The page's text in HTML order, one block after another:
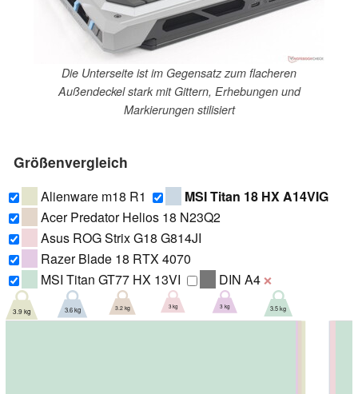
Die Unterseite ist im Gegensatz zum flacheren
Außendeckel stark mit Gittern, Erhebungen und
Markierungen stilisiert
Größenvergleich
Alienware m18 R1
MSI Titan 18 HX A14VIG
Acer Predator Helios 18 N23Q2
Asus ROG Strix G18 G814JI
Razer Blade 18 RTX 4070
MSI Titan GT77 HX 13VI
DIN A4 ❌
3.9 kg 3.6 kg 3.2 kg 3 kg 3 kg 3.5 kg